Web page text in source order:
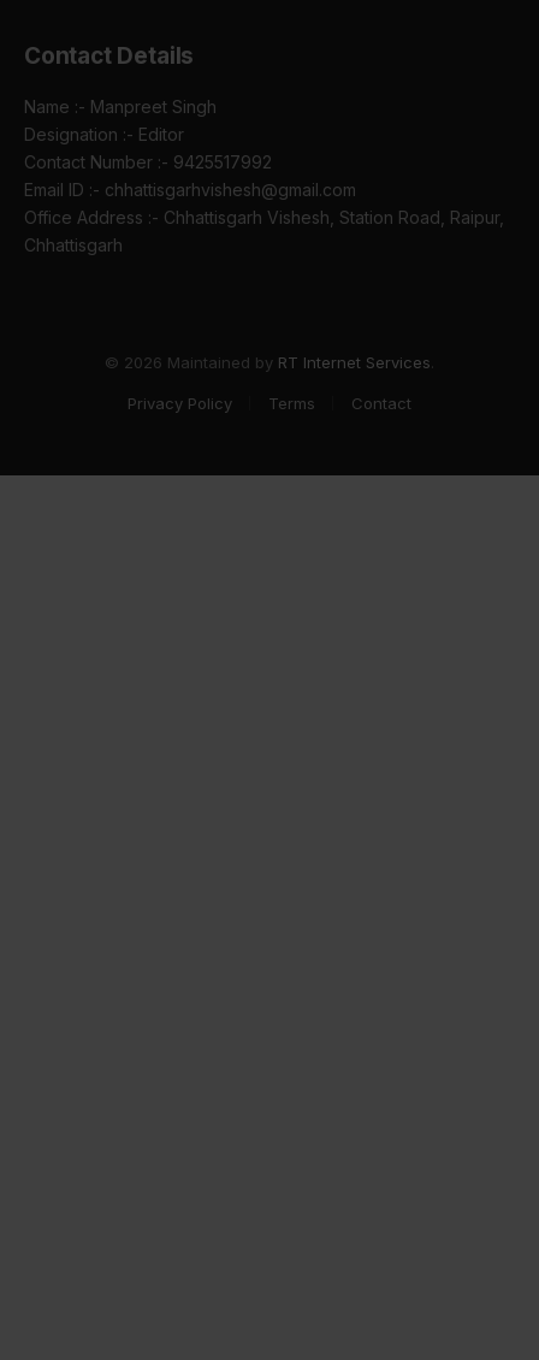
Contact Details
Name :- Manpreet Singh
Designation :- Editor
Contact Number :- 9425517992
Email ID :- chhattisgarhvishesh@gmail.com
Office Address :- Chhattisgarh Vishesh, Station Road, Raipur,
Chhattisgarh
© 2026 Maintained by RT Internet Services
Privacy Policy Terms Contact